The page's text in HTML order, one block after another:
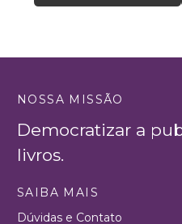
NOSSA MISSÃO
Democratizar a
livros.
SAIBA MAIS
Dúvidas e Contato